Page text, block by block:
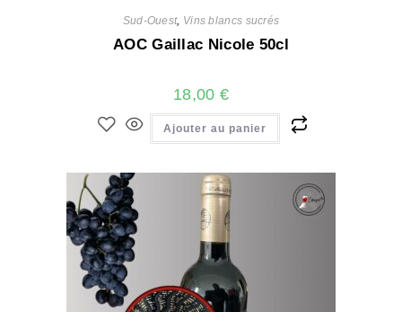
Sud-Ouest, Vins blancs sucrés
AOC Gaillac Nicole 50cl
18,00 €
Ajouter au panier